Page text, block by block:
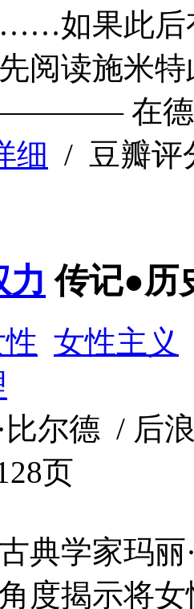
如果此后
阅读施米
在德国
细 / 豆瓣
力 传记●历
女性主义
比尔德 / 后
页
典学家玛
度揭示将